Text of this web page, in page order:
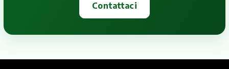
Contattaci